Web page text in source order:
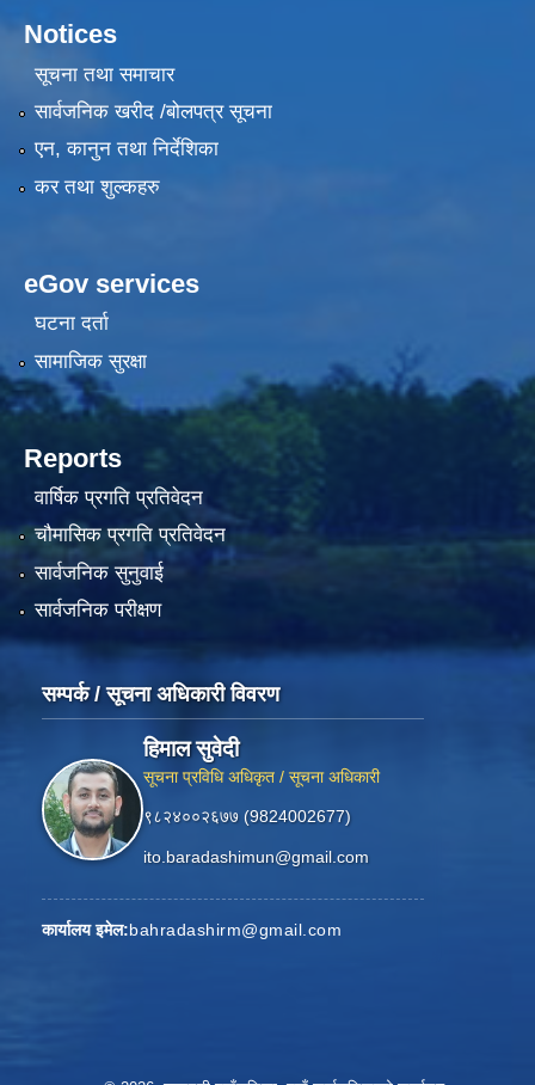
Notices
सूचना तथा समाचार
सार्वजनिक खरीद /बोलपत्र सूचना
एन, कानुन तथा निर्देशिका
कर तथा शुल्कहरु
eGov services
घटना दर्ता
सामाजिक सुरक्षा
Reports
वार्षिक प्रगति प्रतिवेदन
चौमासिक प्रगति प्रतिवेदन
सार्वजनिक सुनुवाई
सार्वजनिक परीक्षण
सम्पर्क / सूचना अधिकारी विवरण
हिमाल सुवेदी
सूचना प्रविधि अधिकृत / सूचना अधिकारी
९८२४००२६७७ (9824002677)
ito.baradashimun@gmail.com
कार्यालय इमेल:bahradashirm@gmail.com